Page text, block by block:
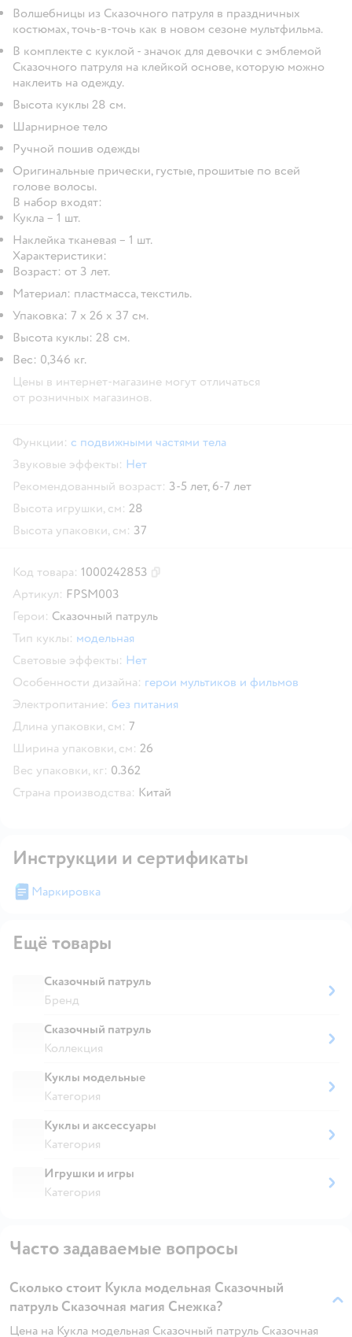
Волшебницы из Сказочного патруля в праздничных
костюмах, точь-в-точь как в новом сезоне мультфильма.
В комплекте с куклой - значок для девочки с эмблемой
Сказочного патруля на клейкой основе, которую можно
наклеить на одежду.
Высота куклы 28 см.
Шарнирное тело
Ручной пошив одежды
Оригинальные прически, густые, прошитые по всей
голове волосы.
В набор входят:
Кукла – 1 шт.
Наклейка тканевая – 1 шт.
Характеристики:
Возраст: от 3 лет.
Материал: пластмасса, текстиль.
Упаковка: 7 х 26 х 37 см.
Высота куклы: 28 см.
Вес: 0,346 кг.
Цены в интернет-магазине могут отличаться
от розничных магазинов.
Функции: с подвижными частями тела
Звуковые эффекты: Нет
Рекомендованный возраст: 3-5 лет, 6-7 лет
Высота игрушки, см: 28
Высота упаковки, см: 37
Код товара: 1000242853
Артикул: FPSM003
Герои: Сказочный патруль
Тип куклы: модельная
Световые эффекты: Нет
Особенности дизайна: герои мультиков и фильмов
Электропитание: без питания
Длина упаковки, см: 7
Ширина упаковки, см: 26
Вес упаковки, кг: 0.362
Страна производства: Китай
Инструкции и сертификаты
Маркировка
Ещё товары
Сказочный патруль
Бренд
Сказочный патруль
Коллекция
Куклы модельные
Категория
Куклы и аксессуары
Категория
Игрушки и игры
Категория
Часто задаваемые вопросы
Сколько стоит Кукла модельная Сказочный
патруль Сказочная магия Снежка?
Цена на Кукла модельная Сказочный патруль Сказочная